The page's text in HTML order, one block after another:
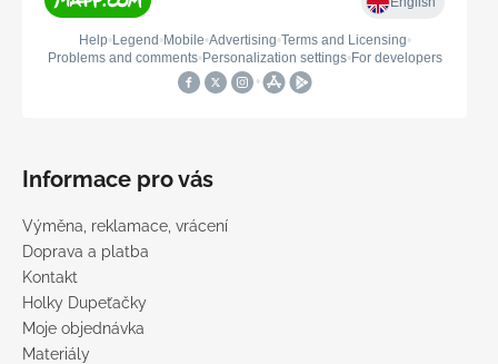
Informace pro vás
Výměna, reklamace, vrácení
Doprava a platba
Kontakt
Holky Dupeťačky
Moje objednávka
Materiály